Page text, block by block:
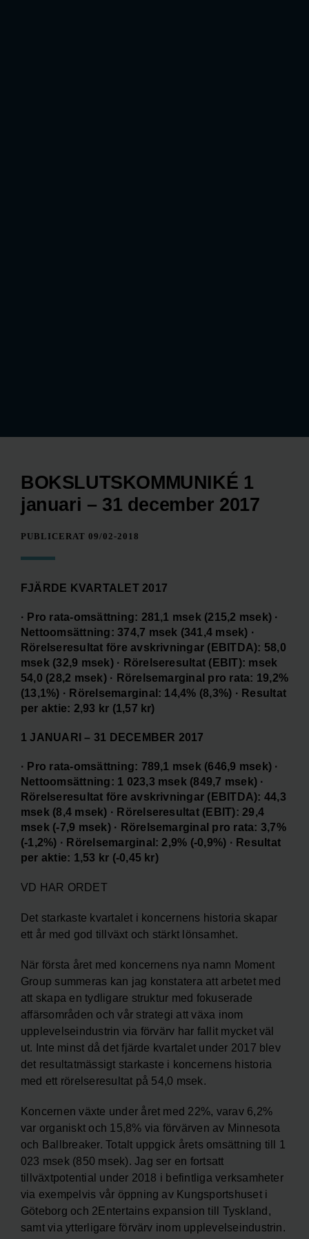
BOKSLUTSKOMMUNIKÉ 1
januari – 31 december 2017
PUBLICERAT 09/02-2018
FJÄRDE KVARTALET 2017
· Pro rata-omsättning: 281,1 msek (215,2 msek) ·
Nettoomsättning: 374,7 msek (341,4 msek) ·
Rörelseresultat före avskrivningar (EBITDA): 58,0
msek (32,9 msek) · Rörelseresultat (EBIT): msek
54,0 (28,2 msek) · Rörelsemarginal pro rata: 19,2%
(13,1%) · Rörelsemarginal: 14,4% (8,3%) · Resultat
per aktie: 2,93 kr (1,57 kr)
1 JANUARI – 31 DECEMBER 2017
· Pro rata-omsättning: 789,1 msek (646,9 msek) ·
Nettoomsättning: 1 023,3 msek (849,7 msek) ·
Rörelseresultat före avskrivningar (EBITDA): 44,3
msek (8,4 msek) · Rörelseresultat (EBIT): 29,4
msek (-7,9 msek) · Rörelsemarginal pro rata: 3,7%
(-1,2%) · Rörelsemarginal: 2,9% (-0,9%) · Resultat
per aktie: 1,53 kr (-0,45 kr)
VD HAR ORDET
Det starkaste kvartalet i koncernens historia skapar
ett år med god tillväxt och stärkt lönsamhet.
När första året med koncernens nya namn Moment
Group summeras kan jag konstatera att arbetet med
att skapa en tydligare struktur med fokuserade
affärsområden och vår strategi att växa inom
upplevelseindustrin via förvärv har fallit mycket väl
ut. Inte minst då det fjärde kvartalet under 2017 blev
det resultatmässigt starkaste i koncernens historia
med ett rörelseresultat på 54,0 msek.
Koncernen växte under året med 22%, varav 6,2%
var organiskt och 15,8% via förvärven av Minnesota
och Ballbreaker. Totalt uppgick årets omsättning till 1
023 msek (850 msek). Jag ser en fortsatt
tillväxtpotential under 2018 i befintliga verksamheter
via exempelvis vår öppning av Kungsportshuset i
Göteborg och 2Entertains expansion till Tyskland,
samt via ytterligare förvärv inom upplevelseindustrin.